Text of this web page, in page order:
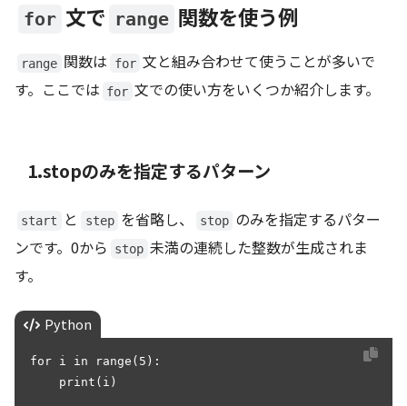
for 文で range 関数を使う例
range 関数は for 文と組み合わせて使うことが多いで
す。ここでは for 文での使い方をいくつか紹介します。
1.stopのみを指定するパターン
start と step を省略し、 stop のみを指定するパター
ンです。0から
stop 未満の連続した整数が生成されま
す。
Python
for i in range(5):
    print(i)